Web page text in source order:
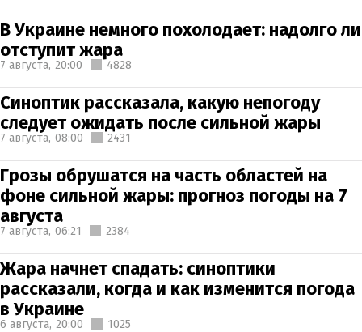
В Украине немного похолодает: надолго ли
отступит жара
7 августа, 20:00 4828
Синоптик рассказала, какую непогоду
следует ожидать после сильной жары
7 августа, 08:00 2431
Грозы обрушатся на часть областей на
фоне сильной жары: прогноз погоды на 7
августа
7 августа, 06:21 2384
Жара начнет спадать: синоптики
рассказали, когда и как изменится погода
в Украине
6 августа, 20:00 1025